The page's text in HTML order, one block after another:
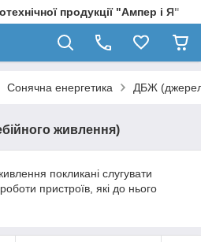
продукції "Ампер і Я"
Сонячна енергетика ДБЖ
живлення)
покликані слугувати
пристроїв, які до нього